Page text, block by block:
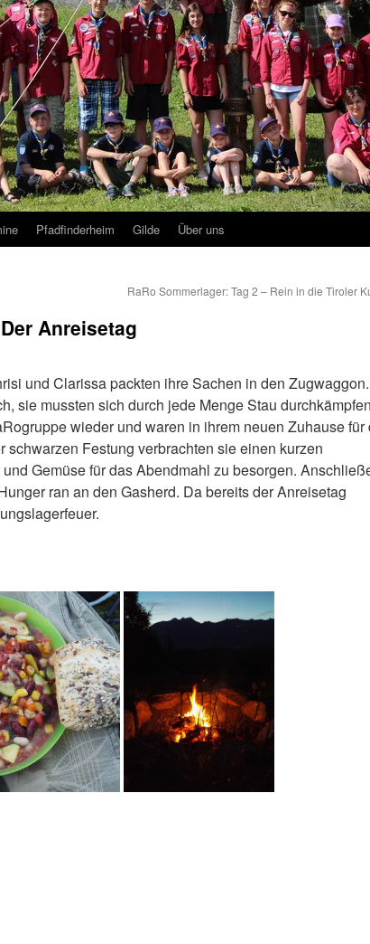
Pfadfinderheim Gilde Über uns
RaRo Sommerlager: Tag 2 – Rein in die Tiroler
Anreisetag
und Clarissa packten ihre Sachen in den Zugwaggon.
sie mussten sich durch jede Menge Stau
wieder und waren in ihrem neuen Zuhause für
Festung verbrachten sie einen kurzen
Gemüse für das Abendmahl zu besorgen.
ran an den Gasherd. Da bereits der Anreisetag